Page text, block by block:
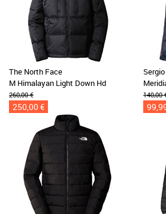
The North Face
M Himalayan Light Down Hd
260,00 €
250,00 €
140,00